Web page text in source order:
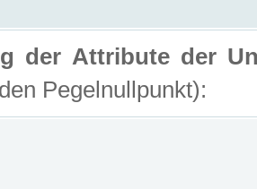
der Attribute der
Pegelnullpunkt):